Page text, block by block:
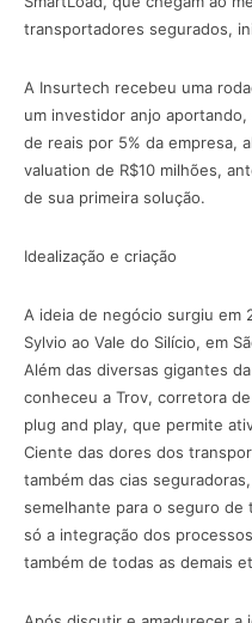
transportadores segurados,
A Insurtech recebeu uma
um investidor anjo
de reais por 5% da empresa,
valuation de R$10 milhões,
de sua primeira solução.
Idealização e criação
A ideia de negócio surgiu em
Sylvio ao Vale do Silício, em
Além das diversas gigantes
conheceu a Trov, corretora
plug and play, que permite
Ciente das dores dos
também das cias
semelhante para o seguro
só a integração dos
também de todas as demais